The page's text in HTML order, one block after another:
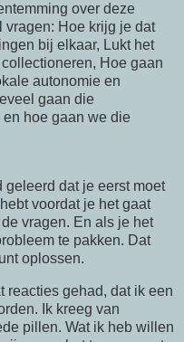
over deze
vragen: Hoe krijg je dat
bij elkaar, Lukt het
Hoe gaan
autonomie en
gaan die
hoe gaan we die
dat je eerst moet
voordat je het gaat
vragen. En als je het
te pakken. Dat
oplossen.
reacties gehad, dat ik een
Ik kreeg van
pillen. Wat ik heb willen